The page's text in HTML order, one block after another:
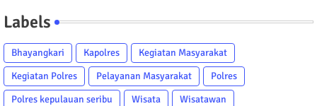
Labels
Bhayangkari Kapolres
Kegiatan Masyarakat
Kegiatan Polres
Pelayanan Masyarakat
Polres
Polres kepulauan seribu
Wisata
Wisatawan